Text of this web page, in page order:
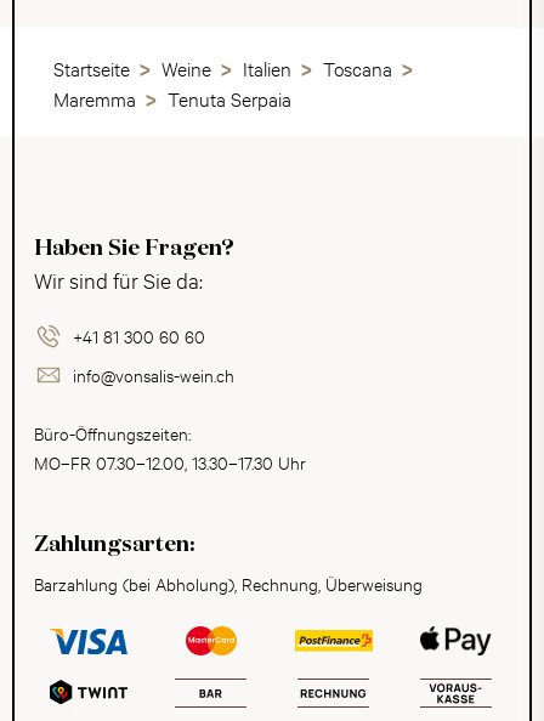
Startseite Weine Italien
Toscana
Maremma
Tenuta Serpaia
Haben Sie Fragen?
Wir sind für Sie da:
+41 81 300 60 60
info@vonsalis-wein.ch
Büro-Öffnungszeiten:
MO–FR 07.30–12.00, 13.30–17.30 Uhr
Zahlungsarten:
Barzahlung (bei Abholung), Rechnung, Überweisung